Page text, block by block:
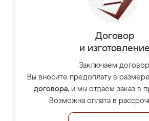
Договор
и
Заключаем
Вы вносите предоплату в размере
договора, и мы отдаём заказ в
Возможна оплата в